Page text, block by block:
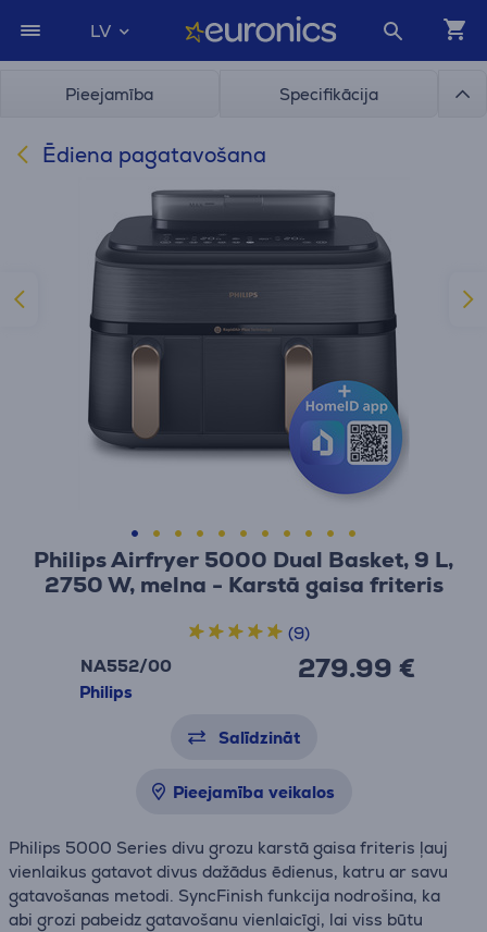
LV
Pieejamība Specifikācija
Ēdiena pagatavošana
Philips Airfryer 5000 Dual Basket, 9 L,
2750 W, melna - Karstā gaisa friteris
NA552/00
Philips
279.99 €
(9)
Salīdzināt
Pieejamība veikalos
Philips 5000 Series divu grozu karstā gaisa friteris ļauj
vienlaikus gatavot divus dažādus ēdienus, katru ar savu
gatavošanas metodi. SyncFinish funkcija nodrošina, ka
abi grozi pabeidz gatavošanu vienlaicīgi, lai viss būtu